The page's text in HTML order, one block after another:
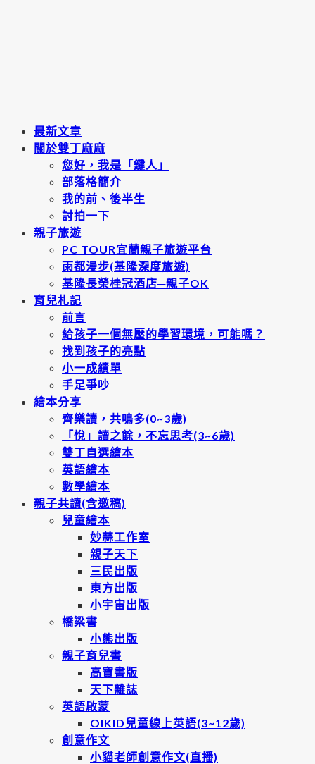
最新文章
關於雙丁麻麻
您好，我是「鍵人」
部落格簡介
我的前、後半生
討拍一下
親子旅遊
PC TOUR宜蘭親子旅遊平台
雨都漫步(基隆深度旅遊)
基隆長榮桂冠酒店─親子OK
育兒札記
前言
給孩子一個無壓的學習環境，可能嗎？
找到孩子的亮點
小一成績單
手足爭吵
繪本分享
齊樂讀，共鳴多(0~3歲)
「悅」讀之餘，不忘思考(3~6歲)
雙丁自選繪本
英語繪本
數學繪本
親子共讀(含邀稿)
兒童繪本
妙蒜工作室
親子天下
三民出版
東方出版
小宇宙出版
橋梁書
小熊出版
親子育兒書
高寶書版
天下雜誌
英語啟蒙
OIKID兒童線上英語(3~12歲)
創意作文
小貓老師創意作文(直播)